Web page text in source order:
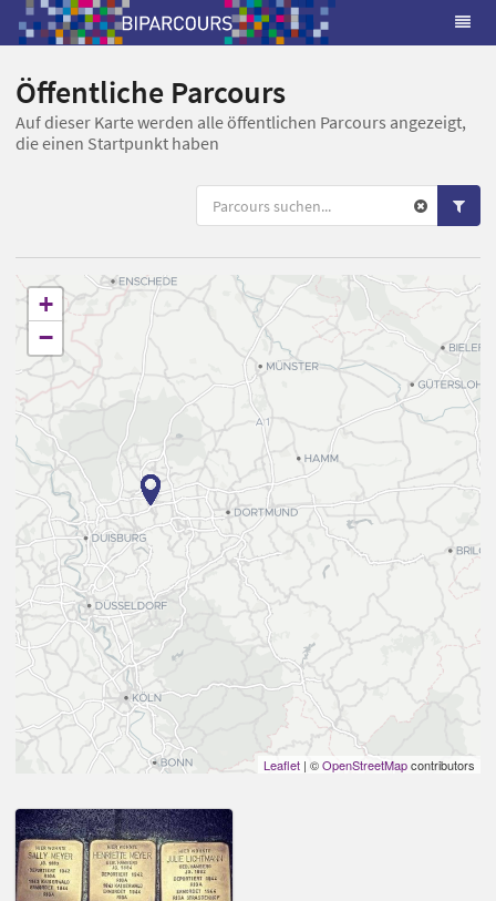
Öffentliche Parcours
Auf dieser Karte werden alle öffentlichen Parcours angezeigt,
die einen Startpunkt haben
+
−
Leaflet | ©OpenStreetMapcontributors